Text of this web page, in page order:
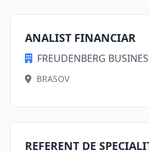
ANALIST FINANCIAR
FREUDENBERG
BRASOV
REFERENT DE